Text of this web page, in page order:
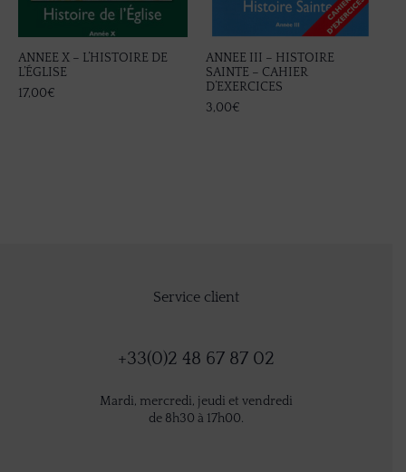
ANNEE X – L’HISTOIRE DE
L’ÉGLISE
17,00€
ANNEE III – HISTOIRE
SAINTE – CAHIER
D’EXERCICES
3,00€
Service client
+33(0)2 48 67 87 02
Mardi, mercredi, jeudi et vendredi
de 8h30 à 17h00.